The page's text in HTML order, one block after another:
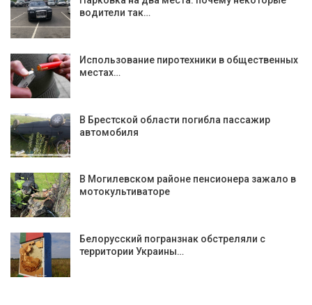
водители так…
Использование пиротехники в общественных
местах…
В Брестской области погибла пассажир
автомобиля
В Могилевском районе пенсионера зажало в
мотокультиваторе
Белорусский погранзнак обстреляли с
территории Украины…